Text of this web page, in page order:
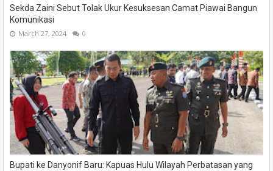
Sekda Zaini Sebut Tolak Ukur Kesuksesan Camat Piawai Bangun
Komunikasi
March 27, 2024 0
Bupati ke Danyonif Baru: Kapuas Hulu Wilayah Perbatasan yang